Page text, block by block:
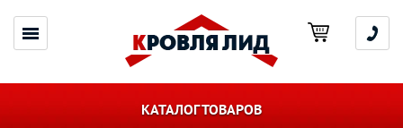
КАТАЛОГ ТОВАРОВ